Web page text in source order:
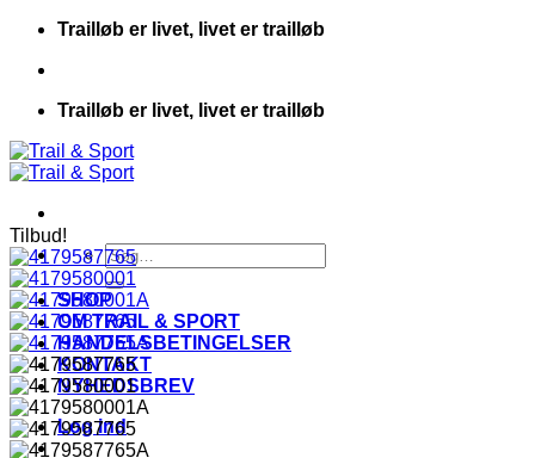
Fortsæt
indhold
Trailløb er livet, livet er trailløb
Trailløb er livet, livet er trailløb
Søg
efter:
SHOP
OM TRAIL & SPORT
HANDELSBETINGELSER
KONTAKT
NYHEDSBREV
Log ind
Tilbud!